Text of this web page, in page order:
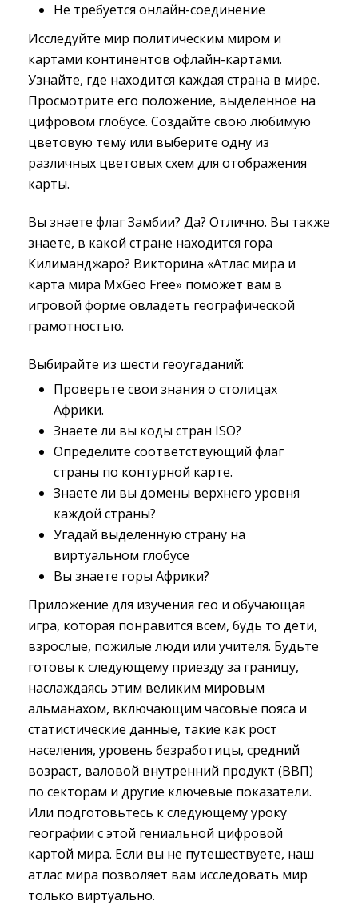
Не требуется онлайн-соединение
Исследуйте мир политическим миром и
картами континентов офлайн-картами.
Узнайте, где находится каждая страна в мире.
Просмотрите его положение, выделенное на
цифровом глобусе. Создайте свою любимую
цветовую тему или выберите одну из
различных цветовых схем для отображения
карты.
Вы знаете флаг Замбии? Да? Отлично. Вы также
знаете, в какой стране находится гора
Килиманджаро? Викторина «Атлас мира и
карта мира MxGeo Free» поможет вам в
игровой форме овладеть географической
грамотностью.
Выбирайте из шести геоугаданий:
Проверьте свои знания о столицах
Африки.
Знаете ли вы коды стран ISO?
Определите соответствующий флаг
страны по контурной карте.
Знаете ли вы домены верхнего уровня
каждой страны?
Угадай выделенную страну на
виртуальном глобусе
Вы знаете горы Африки?
Приложение для изучения гео и обучающая
игра, которая понравится всем, будь то дети,
взрослые, пожилые люди или учителя. Будьте
готовы к следующему приезду за границу,
наслаждаясь этим великим мировым
альманахом, включающим часовые пояса и
статистические данные, такие как рост
населения, уровень безработицы, средний
возраст, валовой внутренний продукт (ВВП)
по секторам и другие ключевые показатели.
Или подготовьтесь к следующему уроку
географии с этой гениальной цифровой
картой мира. Если вы не путешествуете, наш
атлас мира позволяет вам исследовать мир
только виртуально.